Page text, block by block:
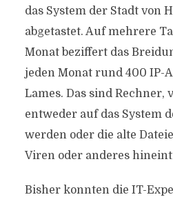
das System der Stadt von
abgetastet. Auf mehrere
Monat beziffert das
jeden Monat rund 400 IP-
Lames. Das sind Rechner,
entweder auf das System
werden oder die alte
Viren oder anderes
Bisher konnten die IT-